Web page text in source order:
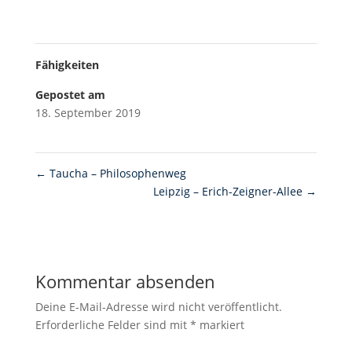
Fähigkeiten
Gepostet am
18. September 2019
← Taucha – Philosophenweg
Leipzig – Erich-Zeigner-Allee →
Kommentar absenden
Deine E-Mail-Adresse wird nicht veröffentlicht.
Erforderliche Felder sind mit * markiert